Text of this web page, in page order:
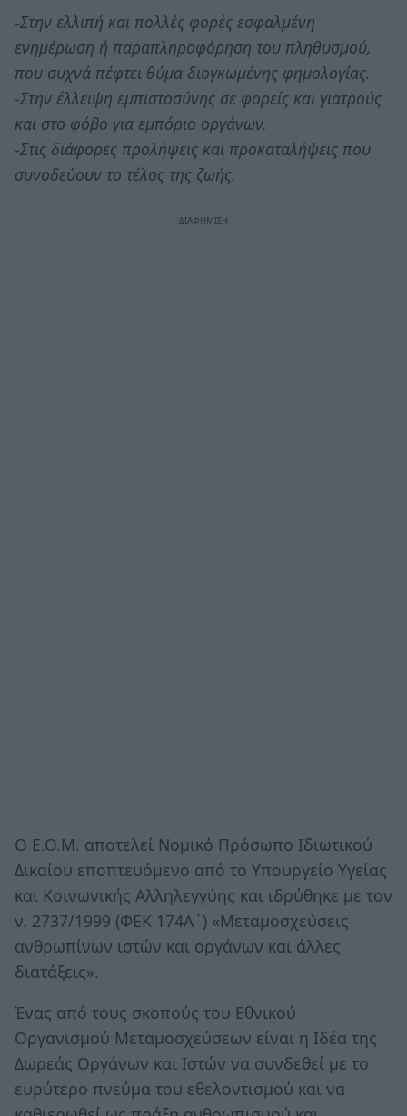
-Στην ελλιπή και πολλές φορές εσφαλμένη
ενημέρωση ή παραπληροφόρηση του πληθυσμού,
που συχνά πέφτει θύμα διογκωμένης φημολογίας.
-Στην έλλειψη εμπιστοσύνης σε φορείς και γιατρούς
και στο φόβο για εμπόριο οργάνων.
-Στις διάφορες προλήψεις και προκαταλήψεις που
συνοδεύουν το τέλος της ζωής.
Ο Ε.Ο.Μ. αποτελεί Νομικό Πρόσωπο Ιδιωτικού
Δικαίου εποπτευόμενο από το Υπουργείο Υγείας
και Κοινωνικής Αλληλεγγύης και ιδρύθηκε με τον
ν. 2737/1999 (ΦΕΚ 174Α΄) «Μεταμοσχεύσεις
ανθρωπίνων ιστών και οργάνων και άλλες
διατάξεις».
Ένας από τους σκοπούς του Εθνικού
Οργανισμού Μεταμοσχεύσεων είναι η Ιδέα της
Δωρεάς Οργάνων και Ιστών να συνδεθεί με το
ευρύτερο πνεύμα του εθελοντισμού και να